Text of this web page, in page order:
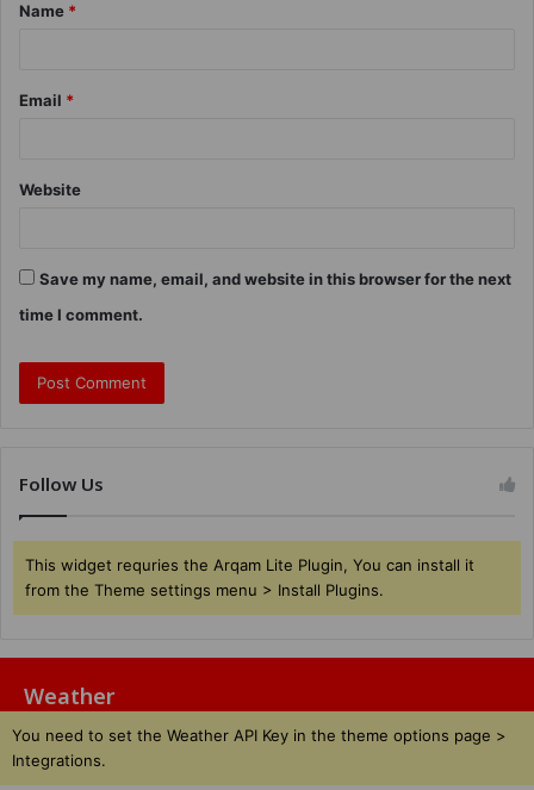
Name *
Email *
Website
Save my name, email, and website in this browser for the next
time I comment.
Follow Us
This widget requries the Arqam Lite Plugin, You can install it
from the Theme settings menu > Install Plugins.
Weather
You need to set the Weather API Key in the theme options page >
Integrations.